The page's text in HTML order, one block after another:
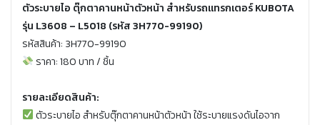
ตัวระบายไอ ตุ๊กตาคานหน้าตัวหน้า สำหรับรถแทรกเตอร์ KUBOTA
รุ่น L3608 – L5018 (รหัส 3H770-99190)
รหัสสินค้า: 3H770-99190
ราคา: 180 บาท / ชิ้น
รายละเอียดสินค้า:
ตัวระบายไอ สำหรับตุ๊กตาคานหน้าตัวหน้า ใช้ระบายแรงดันไอจาก